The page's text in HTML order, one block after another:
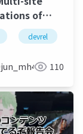
初心者
of
developer
driven"
of
devrel
110